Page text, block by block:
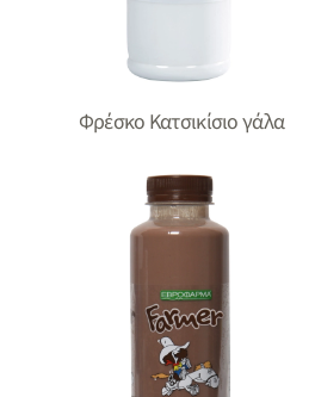
Φρέσκο Κατσικίσιο γάλα